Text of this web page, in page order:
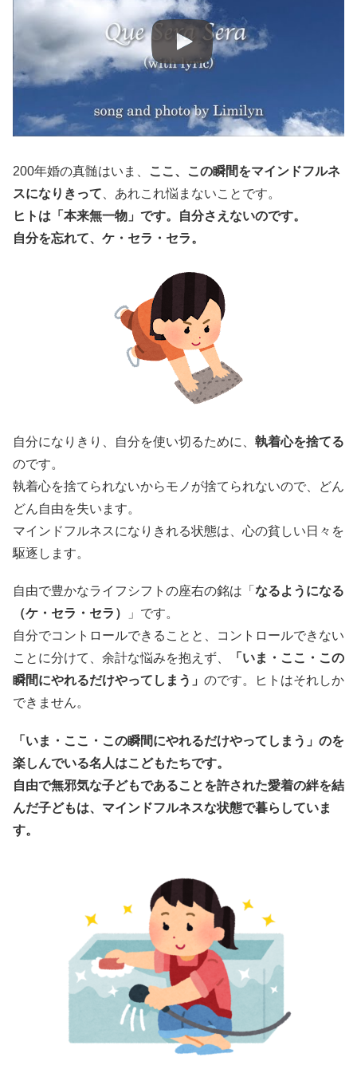
200年婚の真髄はいま、
ここ、この瞬間をマインドフルネ
スになりきって 、あれこれ悩まないことです。
ヒトは「本来無一物」です。自分さえないのです。
自分を忘れて、ケ・セラ・セラ。
自分になりきり、自分を使い切るために、 執着心を捨てる
のです。
執着心を捨てられないからモノが捨てられないので、どん
どん自由を失います。
マインドフルネスになりきれる状態は、心の貧しい日々を
駆逐します。
自由で豊かなライフシフトの座右の銘は「 なるようになる
（ケ・セラ・セラ）
」です。
自分でコントロールできることと、コントロールできない
ことに分けて、余計な悩みを抱えず、
「いま・ここ・この
瞬間にやれるだけやってしまう」 のです。ヒトはそれしか
できません。
「いま・ここ・この瞬間にやれるだけやってしまう」のを
楽しんでいる名人はこどもたちです。
自由で無邪気な子どもであることを許された愛着の絆を結
んだ子どもは、マインドフルネスな状態で暮らしていま
す。